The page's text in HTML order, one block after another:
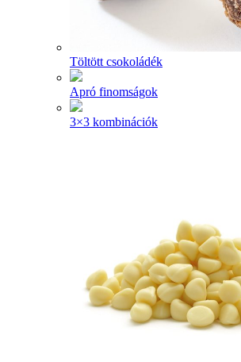
Töltött csokoládék
Apró finomságok
3×3 kombinációk